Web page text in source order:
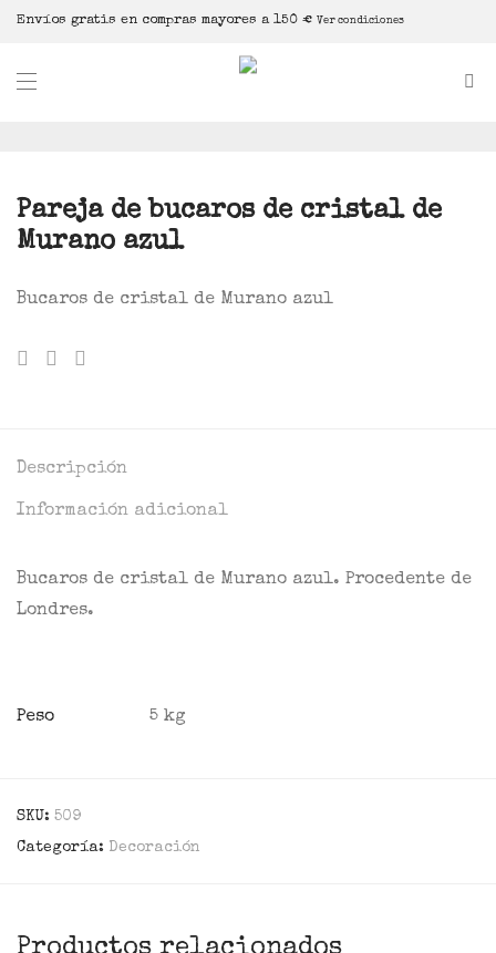
Envíos gratis en compras mayores a 150 € Ver condiciones
Pareja de bucaros de cristal de
Murano azul
Bucaros de cristal de Murano azul
Descripción
Información adicional
Bucaros de cristal de Murano azul. Procedente de
Londres.
Peso 5 kg
SKU: 509
Categoría: Decoración